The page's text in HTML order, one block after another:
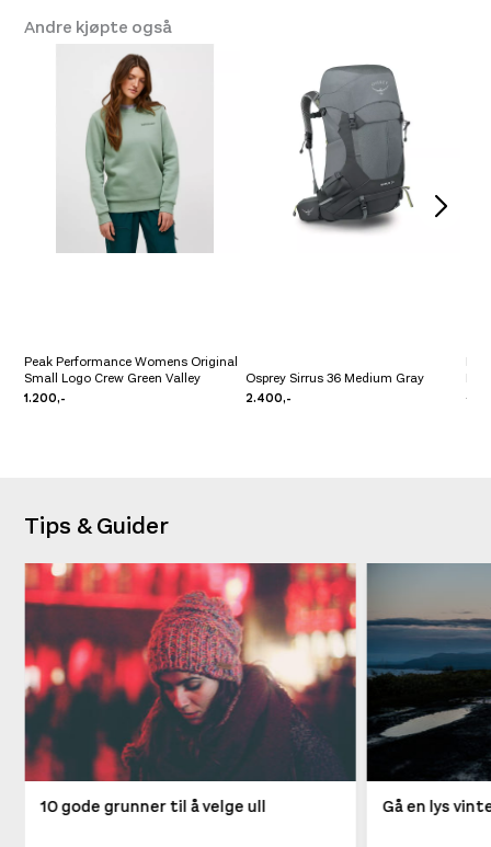
Andre kjøpte også
Peak Performance Womens Original
Small Logo Crew Green Valley
1.200,-
Osprey Sirrus 36 Medium Gray
2.400,-
Tips & Guider
10 gode grunner til å velge ull Gå en lys